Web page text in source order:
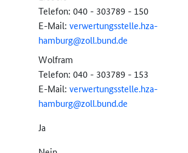
Telefon: 040 - 303789 - 150
E-Mail: verwertungsstelle.hza-
hamburg@zoll.bund.de
Wolfram
Telefon: 040 - 303789 - 153
E-Mail: verwertungsstelle.hza-
hamburg@zoll.bund.de
Ja